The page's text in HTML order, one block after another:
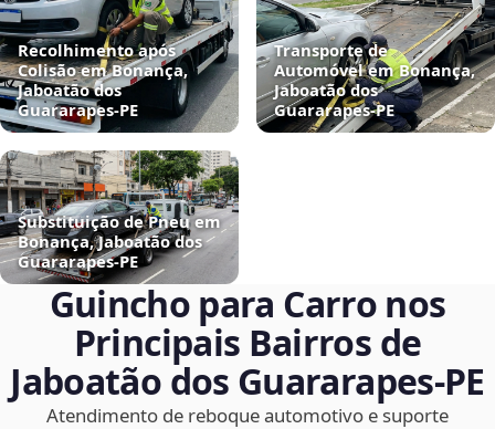
Recolhimento após
Colisão em Bonança,
Jaboatão dos
Guararapes‑PE
Transporte de
Automóvel em Bonança,
Jaboatão dos
Guararapes‑PE
Substituição de Pneu em
Bonança, Jaboatão dos
Guararapes‑PE
Guincho para Carro nos
Principais Bairros de
Jaboatão dos Guararapes‑PE
Atendimento de reboque automotivo e suporte